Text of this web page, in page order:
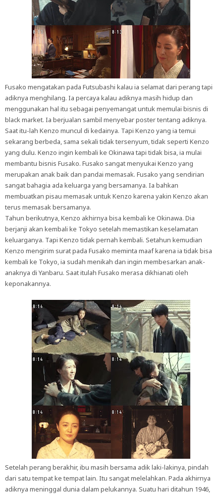
Fusako mengatakan pada Futsubashi kalau ia selamat dari perang tapi
adiknya menghilang. Ia percaya kalau adiknya masih hidup dan
menggunakan hal itu sebagai penyemangat untuk memulai bisnis di
black market. Ia berjualan sambil menyebar poster tentang adiknya.
Saat itu-lah Kenzo muncul di kedainya. Tapi Kenzo yang ia temui
sekarang berbeda, sama sekali tidak tersenyum, tidak seperti Kenzo
yang dulu. Kenzo ingin kembali ke Okinawa tapi tidak bisa, ia mulai
membantu bisnis Fusako. Fusako sangat menyukai Kenzo yang
merupakan anak baik dan pandai memasak. Fusako yang sendirian
sangat bahagia ada keluarga yang bersamanya. Ia bahkan
membuatkan pisau memasak untuk Kenzo karena yakin Kenzo akan
terus memasak bersamanya.
Tahun berikutnya, Kenzo akhirnya bisa kembali ke Okinawa. Dia
berjanji akan kembali ke Tokyo setelah memastikan keselamatan
keluarganya. Tapi Kenzo tidak pernah kembali. Setahun kemudian
Kenzo mengirim surat pada Fusako meminta maaf karena ia tidak bisa
kembali ke Tokyo, ia sudah menikah dan ingin membesarkan anak-
anaknya di Yanbaru. Saat itulah Fusako merasa dikhianati oleh
keponakannya.
Setelah perang berakhir, ibu masih bersama adik laki-lakinya, pindah
dari satu tempat ke tempat lain. Itu sangat melelahkan. Pada akhirnya
adiknya meninggal dunia dalam pelukannya. Suatu hari ditahun 1946,